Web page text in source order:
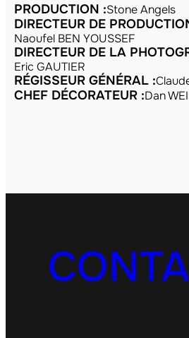
PRODUCTION :Stone Angels
DIRECTEUR DE
Naoufel BEN YOUSSEF
DIRECTEUR DE LA
Eric GAUTIER
RÉGISSEUR GÉNÉRAL :
CHEF DÉCORATEUR :Dan